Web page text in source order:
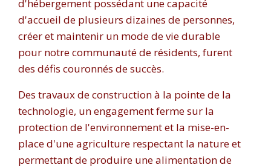
d'hébergement possédant une capacité
d'accueil de plusieurs dizaines de personnes,
créer et maintenir un mode de vie durable
pour notre communauté de résidents, furent
des défis couronnés de succès.
Des travaux de construction à la pointe de la
technologie, un engagement ferme sur la
protection de l'environnement et la mise-en-
place d'une agriculture respectant la nature et
permettant de produire une alimentation de